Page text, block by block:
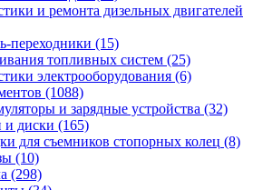
и ремонта дизельных двигателей
переходники (15)
топливных систем (25)
электрооборудования (6)
(1088)
и зарядные устройства (32)
и диски (165)
для съемников стопорных колец (8)
(10)
(298)